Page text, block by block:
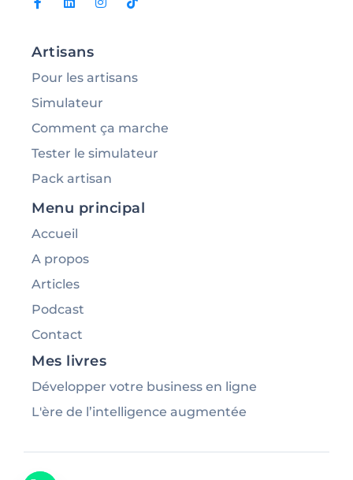
Artisans
Pour les artisans
Simulateur
Comment ça marche
Tester le simulateur
Pack artisan
Menu principal
Accueil
A propos
Articles
Podcast
Contact
Mes livres
Développer votre business en ligne
L'ère de l’intelligence augmentée